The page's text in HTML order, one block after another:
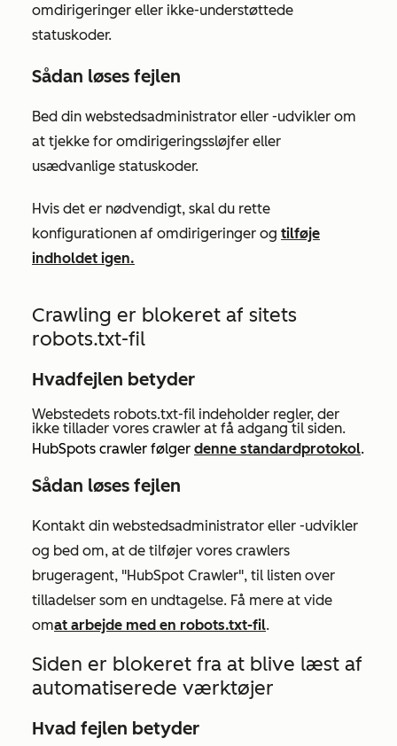
omdirigeringer eller ikke-understøttede
statuskoder.
Sådan løses fejlen
Bed din webstedsadministrator eller -udvikler om
at tjekke for omdirigeringssløjfer eller
usædvanlige statuskoder.
Hvis det er nødvendigt, skal du rette
konfigurationen af omdirigeringer og tilføje
indholdet igen.
Crawling er blokeret af sitets
robots.txt-fil
Hvadfejlen betyder
Webstedets robots.txt-fil indeholder regler, der
ikke tillader vores crawler at få adgang til siden.
HubSpots crawler følger denne standardprotokol.
Sådan løses fejlen
Kontakt din webstedsadministrator eller -udvikler
og bed om, at de tilføjer vores crawlers
brugeragent, "HubSpot Crawler", til listen over
tilladelser som en undtagelse. Få mere at vide
omat arbejde med en robots.txt-fil.
Siden er blokeret fra at blive læst af
automatiserede værktøjer
Hvad fejlen betyder